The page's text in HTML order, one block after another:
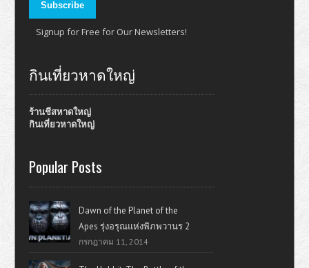
Signup for Free for Our Newsletters!
กินเที่ยวหาดใหญ่
ร้านชีสหาดใหญ่
กินเที่ยวหาดใหญ่
Popular Posts
Dawn of the Planet of the
Apes รุ่งอรุณแห่งพิภพวานร 2
กรกฎาคม 11, 2014